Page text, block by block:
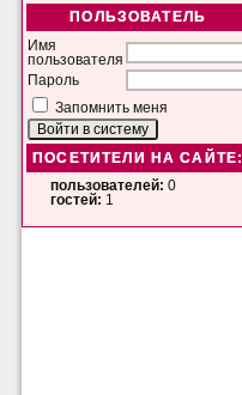
ПОЛЬЗОВАТЕЛЬ
Имя
пользователя
Пароль
Запомнить меня
ПОСЕТИТЕЛИ НА САЙТЕ:
пользователей: 0
гостей: 1